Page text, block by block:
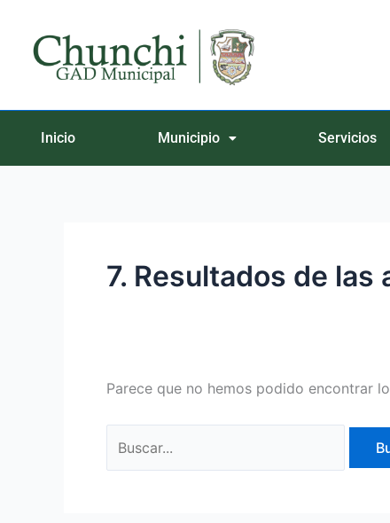
contenido
Inicio Municipio Servicios
7. Resultados de
Parece que no hemos podido encontrar